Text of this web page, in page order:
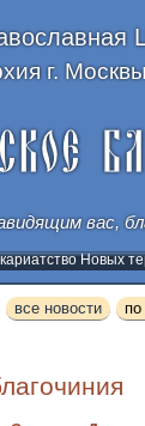
г.
и
Новых
все новости по